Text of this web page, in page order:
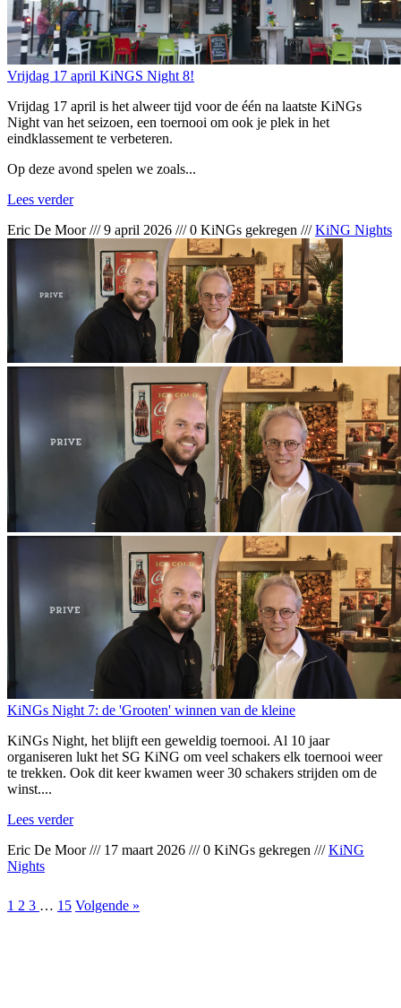
Vrijdag 17 april KiNGS Night 8!
Vrijdag 17 april is het alweer tijd voor de één na laatste KiNGs
Night van het seizoen, een toernooi om ook je plek in het
eindklassement te verbeteren.
Op deze avond spelen we zoals...
Lees verder
Eric De Moor///9 april 2026 ///0 KiNGs gekregen ///KiNG Nights
KiNGs Night 7: de 'Grooten' winnen van de kleine
KiNGs Night, het blijft een geweldig toernooi. Al 10 jaar
organiseren lukt het SG KiNG om veel schakers elk toernooi weer
te trekken. Ook dit keer kwamen weer 30 schakers strijden om de
winst....
Lees verder
Eric De Moor/// 17 maart 2026 ///0 KiNGs gekregen ///KiNG
Nights
1 2 3 … 15 Volgende »